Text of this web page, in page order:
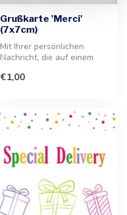
Grußkarte 'Merci'
(7x7cm)
Mit Ihrer persönlichen
Nachricht, die auf einem
die...
€1,00